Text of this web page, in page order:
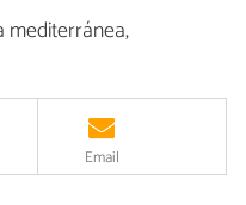
mediterránea,
Email